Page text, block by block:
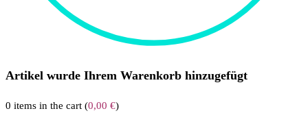
Artikel wurde Ihrem Warenkorb hinzugefügt
0 items in the cart (0,00 €)